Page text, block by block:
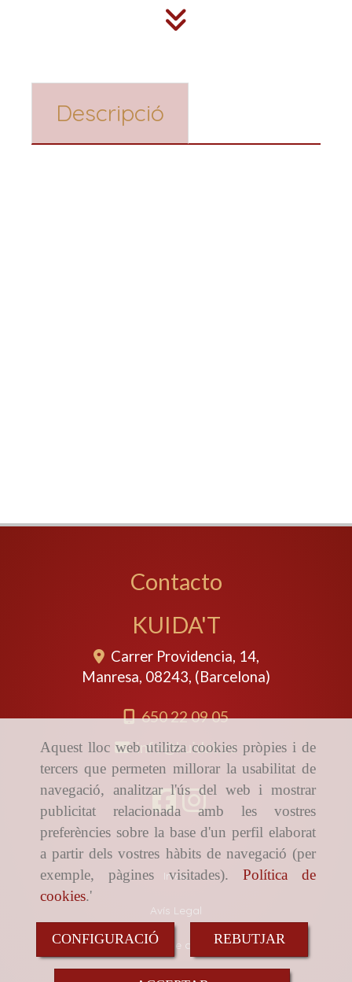
Aquest lloc web utilitza cookies pròpies i de
tercers que permeten millorar la usabilitat de
navegació, analitzar l'ús del web i mostrar
publicitat relacionada amb les vostres
preferències sobre la base d'un perfil elaborat
a partir dels vostres hàbits de navegació (per
exemple, pàgines visitades). Política de
cookies.'
CONFIGURACIÓ REBUTJAR
Descripció
Contacto
KUIDA'T
Carrer Providencia, 14,
Manresa, 08243, (Barcelona)
650 22 09 05
info
kuidat.es
Inicio
Avís Legal
Política de cookies
Política de Privacitat